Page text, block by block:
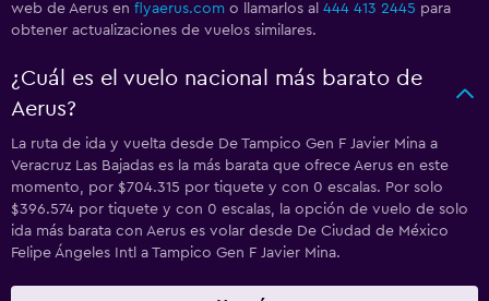
web de Aerus en flyaerus.com o llamarlos al 444 413 2445 para
obtener actualizaciones de vuelos similares.
¿Cuál es el vuelo nacional más barato de
Aerus?
La ruta de ida y vuelta desde De Tampico Gen F Javier Mina a
Veracruz Las Bajadas es la más barata que ofrece Aerus en este
momento, por $704.315 por tiquete y con 0 escalas. Por solo
$396.574 por tiquete y con 0 escalas, la opción de vuelo de solo
ida más barata con Aerus es volar desde De Ciudad de México
Felipe Ángeles Intl a Tampico Gen F Javier Mina.